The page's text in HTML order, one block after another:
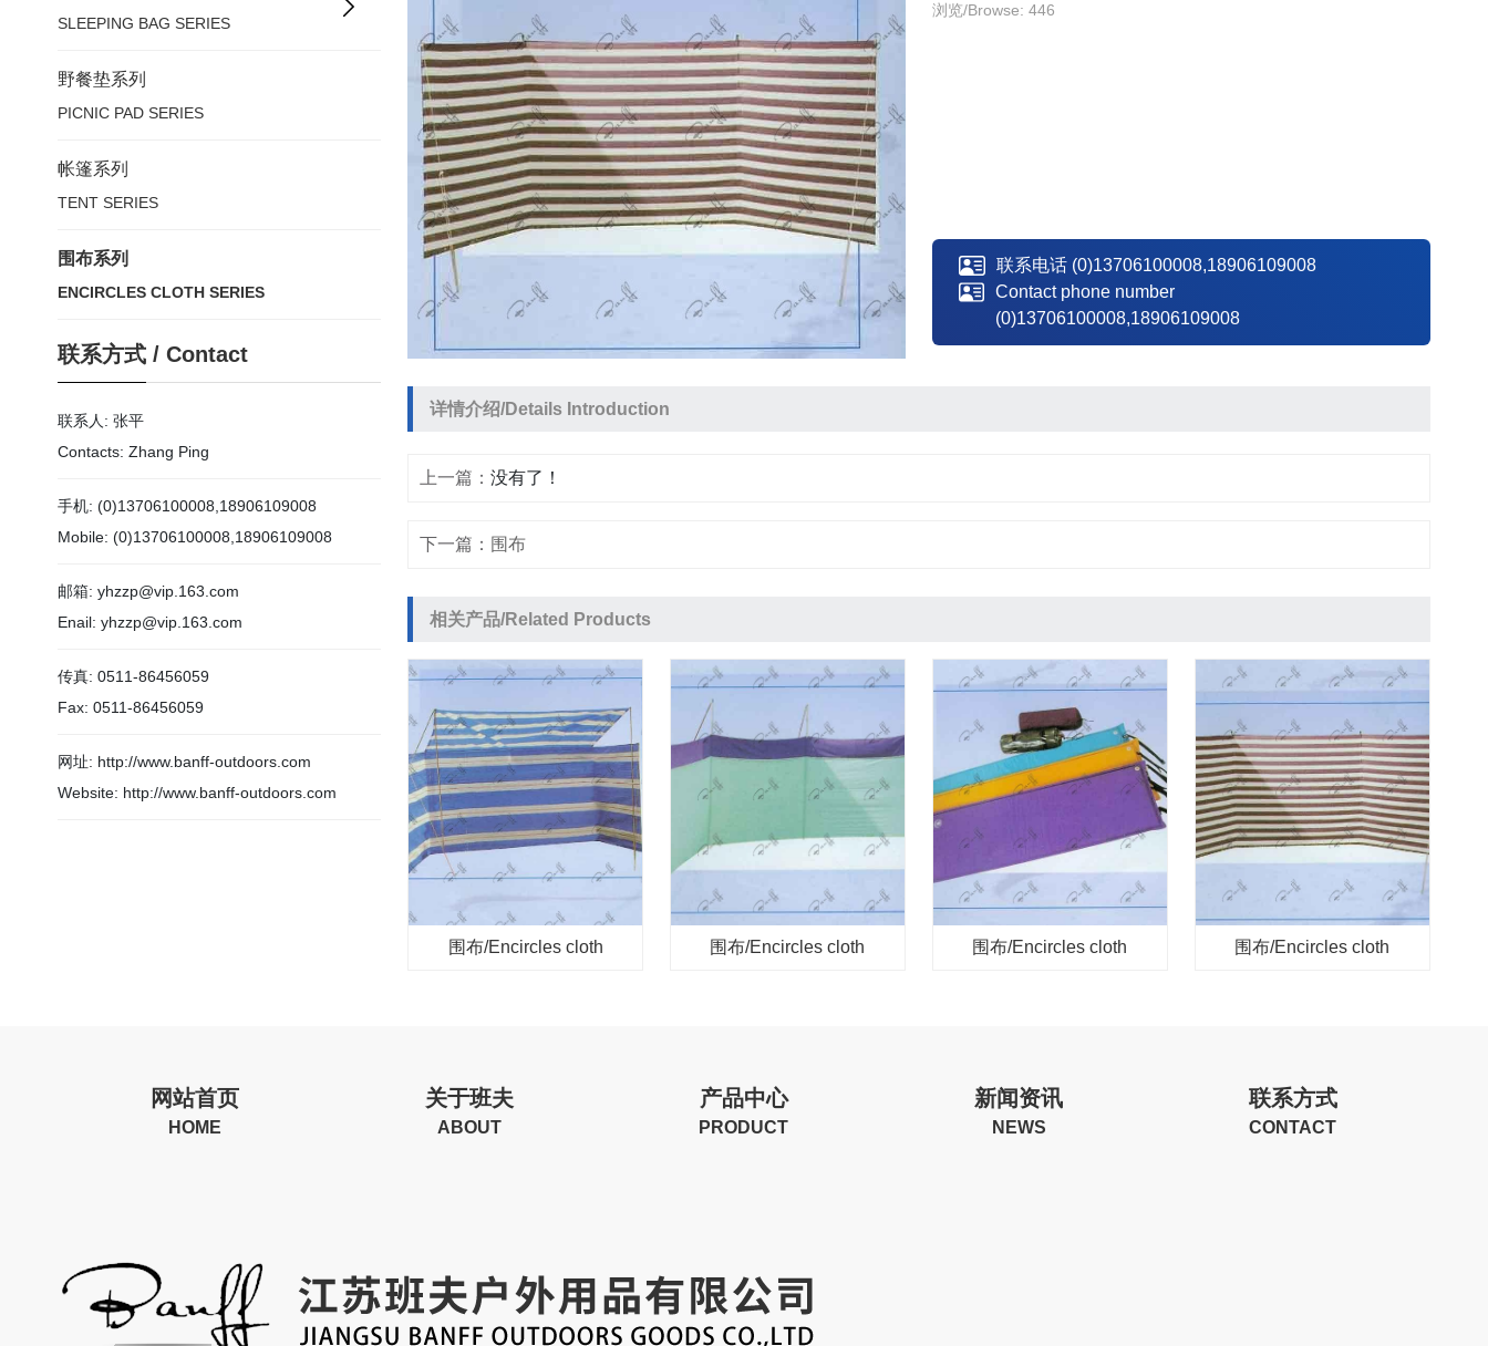
SLEEPING BAG SERIES
野餐垫系列
PICNIC PAD SERIES
帐篷系列
TENT SERIES
围布系列
ENCIRCLES CLOTH SERIES
联系方式 / Contact
联系人: 张平
Contacts: Zhang Ping
手机: (0)13706100008,18906109008
Mobile: (0)13706100008,18906109008
邮箱: yhzzp@vip.163.com
Enail: yhzzp@vip.163.com
传真: 0511-86456059
Fax: 0511-86456059
网址: http://www.banff-outdoors.com
Website: http://www.banff-outdoors.com
浏览/Browse: 446
联系电话 (0)13706100008,18906109008
Contact phone number
(0)13706100008,18906109008
详情介绍/Details Introduction
上一篇：没有了！
下一篇： 围布
相关产品/Related Products
围布/Encircles cloth 围布/Encircles cloth 围布/Encircles cloth 围布/Encircles cloth
网站首页
HOME
关于班夫
ABOUT
产品中心
PRODUCT
新闻资讯
NEWS
联系方式
CONTACT